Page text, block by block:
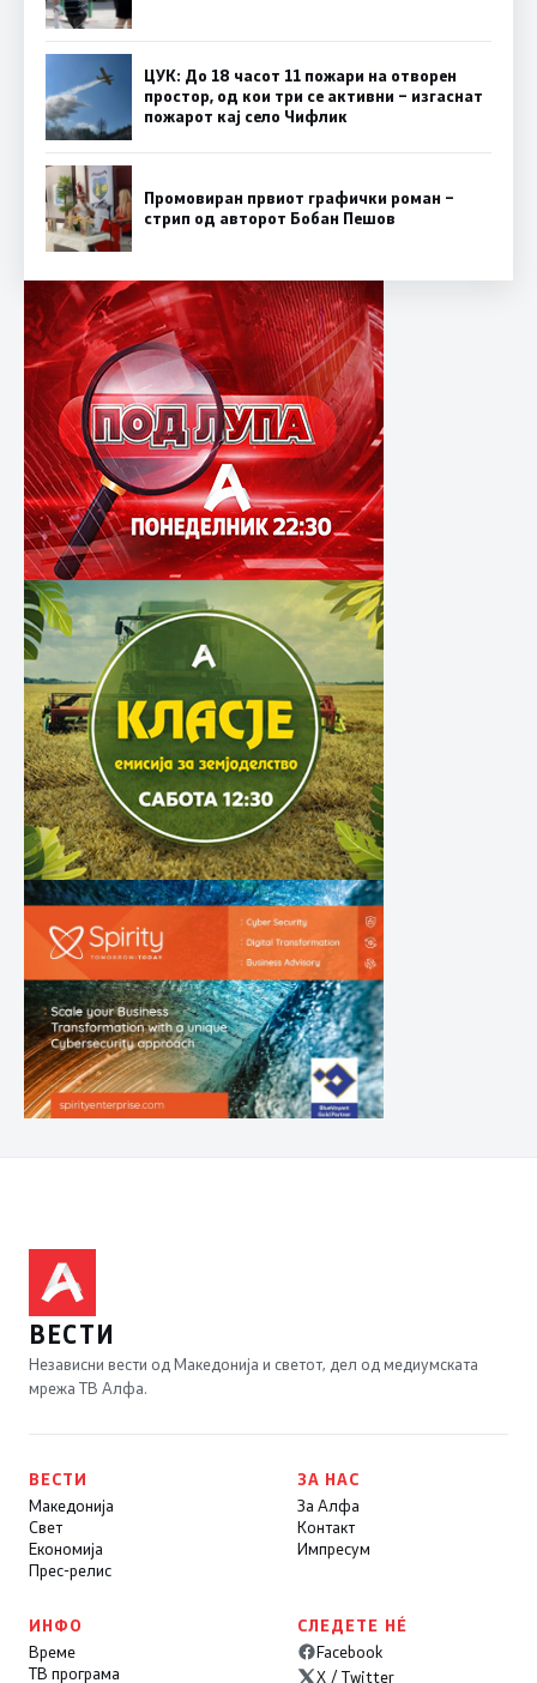
ЦУК: До 18 часот 11 пожари на отворен
простор, од кои три се активни – изгаснат
пожарот кај село Чифлик
Промовиран првиот графички роман –
стрип од авторот Бобан Пешов
ВЕСТИ
Независни вести од Македонија и светот, дел од медиумската
мрежа ТВ Алфа.
ВЕСТИ
Македонија
Свет
Економија
Прес-релис
ЗА НАС
За Алфа
Контакт
Импресум
ИНФО
Време
ТВ програма
СЛЕДЕТЕ НÉ
Facebook
X / Twitter